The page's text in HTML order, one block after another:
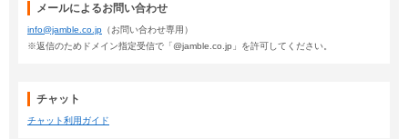
メールによるお問い合わせ
info@jamble.co.jp （お問い合わせ専用）
※返信のためドメイン指定受信で「@jamble.co.jp」を許可してください。
チャット
チャット利用ガイド